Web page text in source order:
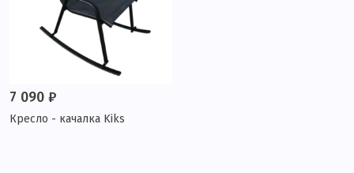
7 090 ₽
Кресло - качалка Kiks